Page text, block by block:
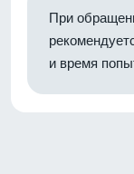
При
и время